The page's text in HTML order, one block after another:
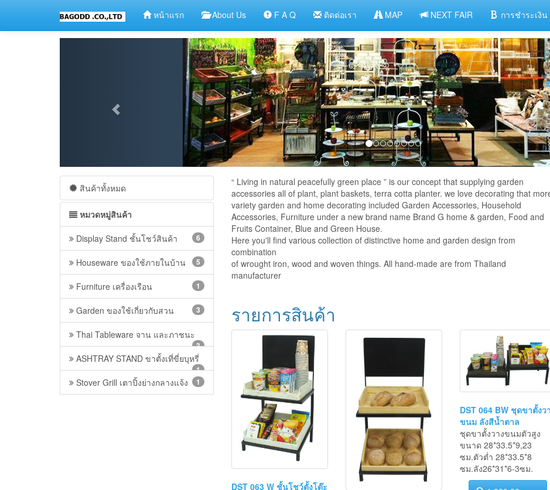
หน้าแรก About Us F A Q ติดต่อเรา MAP NEXT FAIR การชำระเงิน
สินค้าทั้งหมด
หมวดหมู่สินค้า
Display Stand ชั้นโชว์สินค้า 6
Houseware ของใช้ภายในบ้าน 5
Furniture เครื่องเรือน 1
Garden ของใช้เกี่ยวกับสวน 3
Thai Tableware จาน และภาชนะ
3
ASHTRAY STAND ขาตั้งเที่ขี่ยบุหรี่
1
Stover Grill เตาปิ้งย่างกลางแจ้ง 1
“ Living in natural peacefully green place ” is our concept that supplying garden
accessories all of plant, plant baskets, terra cotta planter. we love decorating that more
variety garden and home decorating included Garden Accessories, Household
Accessories, Furniture under a new brand name Brand G home & garden, Food and
Fruits Container, Blue and Green House.
Here you'll find various collection of distinctive home and garden design from
combination
of wrought iron, wood and woven things. All hand-made are from Thailand
รายการสินค้า
DST 064 BW ชุดขาตั้งวาง
ขนม ลังสีน้ำตาล
ชุดขาตั้งวางขนมตัวสูง
ขนาด 28*33.5*9,23
ซม.ตัวต่ำ 28*33.5*8
ซม.ลัง26*31*6-3ซม.